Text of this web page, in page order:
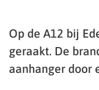
Op de A12 bij
geraakt. De
aanhanger door